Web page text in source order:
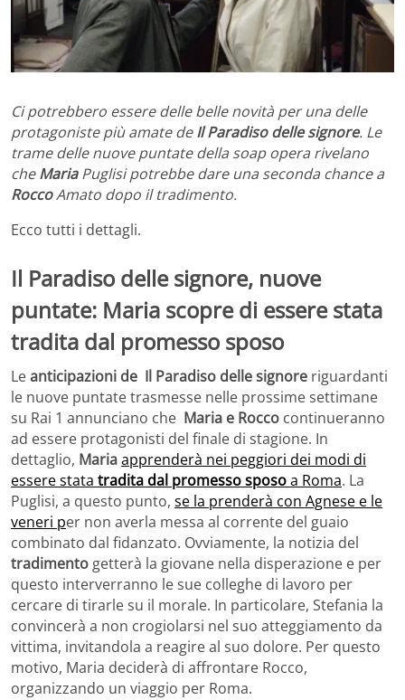
Ci potrebbero essere delle belle novità per una delle
protagoniste più amate deIl Paradiso delle signore. Le
trame delle nuove puntate della soap opera rivelano
cheMariaPuglisi potrebbe dare una seconda chance a
RoccoAmato dopo il tradimento.
Ecco tutti i dettagli.
Il Paradiso delle signore, nuove
puntate: Maria scopre di essere stata
tradita dal promesso sposo
Leanticipazioni de Il Paradiso delle signore riguardanti
le nuove puntate trasmesse nelle prossime settimane
su Rai 1 annunciano che Maria e Rocco continueranno
ad essere protagonisti del finale di stagione. In
dettaglio, Mariaapprenderà nei peggiori dei modi di
essere stata tradita dal promesso sposoa Roma. La
Puglisi, a questo punto, se la prenderà con Agnese e le
veneri per non averla messa al corrente del guaio
combinato dal fidanzato. Ovviamente, la notizia del
tradimento getterà la giovane nella disperazione e per
questo interverranno le sue colleghe di lavoro per
cercare di tirarle su il morale. In particolare, Stefania la
convincerà a non crogiolarsi nel suo atteggiamento da
vittima, invitandola a reagire al suo dolore. Per questo
motivo, Maria deciderà di affrontare Rocco,
organizzando un viaggio per Roma.